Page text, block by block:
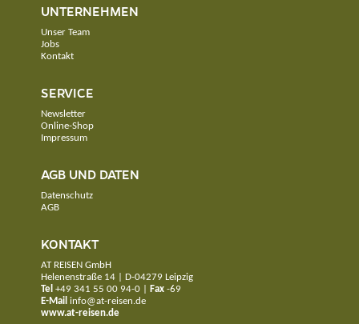
UNTERNEHMEN
Unser Team
Jobs
Kontakt
SERVICE
Newsletter
Online-Shop
Impressum
AGB UND DATEN
Datenschutz
AGB
KONTAKT
AT REISEN GmbH
Helenenstraße 14 | D-04279 Leipzig
Tel +49 341 55 00 94-0 Fax -69
E-Mail info@at-reisen.de
www.at-reisen.de